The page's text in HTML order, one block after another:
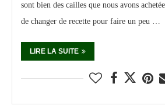
sont bien des cailles que nous avons
de changer de recette pour faire un peu …
LIRE LA SUITE